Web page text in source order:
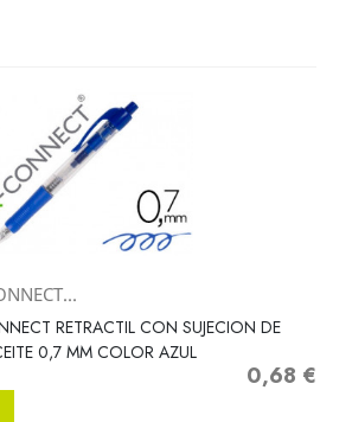
RETRACTIL CON SUJECION DE
0,7 MM COLOR AZUL
Precio
0,68 €